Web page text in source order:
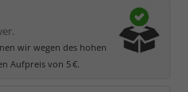
wir wegen des hohen
Aufpreis von 5 €.